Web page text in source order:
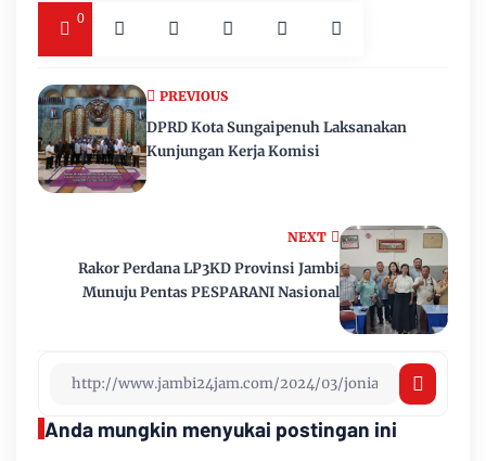
0
NEXT
Rakor Perdana LP3KD Provinsi Jambi
Munuju Pentas PESPARANI Nasional
PREVIOUS
DPRD Kota Sungaipenuh Laksanakan
Kunjungan Kerja Komisi
Anda mungkin menyukai postingan ini